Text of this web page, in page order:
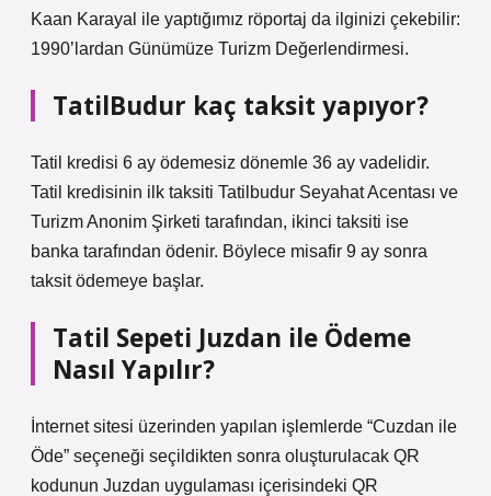
Kaan Karayal ile yaptığımız röportaj da ilginizi çekebilir:
1990’lardan Günümüze Turizm Değerlendirmesi.
TatilBudur kaç taksit yapıyor?
Tatil kredisi 6 ay ödemesiz dönemle 36 ay vadelidir.
Tatil kredisinin ilk taksiti Tatilbudur Seyahat Acentası ve
Turizm Anonim Şirketi tarafından, ikinci taksiti ise
banka tarafından ödenir. Böylece misafir 9 ay sonra
taksit ödemeye başlar.
Tatil Sepeti Juzdan ile Ödeme
Nasıl Yapılır?
İnternet sitesi üzerinden yapılan işlemlerde “Cuzdan ile
Öde” seçeneği seçildikten sonra oluşturulacak QR
kodunun Juzdan uygulaması içerisindeki QR